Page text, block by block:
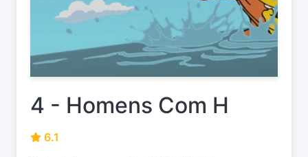
4 - Homens Com H
6.1